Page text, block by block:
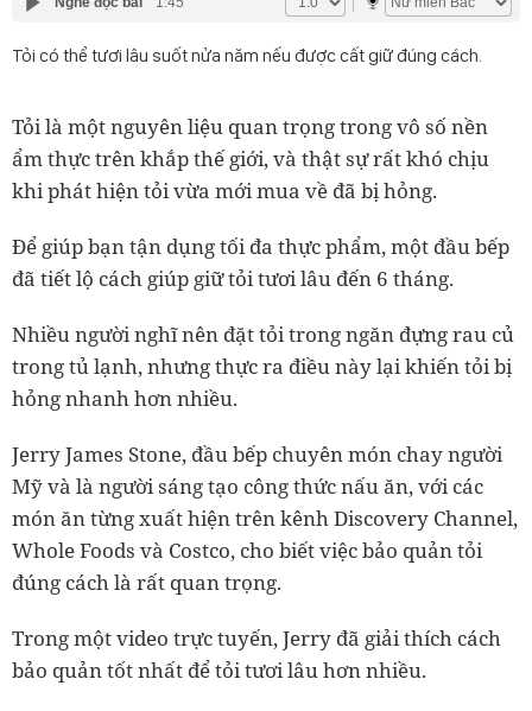
Tỏi có thể tươi lâu suốt nửa năm nếu được cất giữ đúng cách.
Tỏi là một nguyên liệu quan trọng trong vô số nền
ẩm thực trên khắp thế giới, và thật sự rất khó chịu
khi phát hiện tỏi vừa mới mua về đã bị hỏng.
Để giúp bạn tận dụng tối đa thực phẩm, một đầu bếp
đã tiết lộ cách giúp giữ tỏi tươi lâu đến 6 tháng.
Nhiều người nghĩ nên đặt tỏi trong ngăn đựng rau củ
trong tủ lạnh, nhưng thực ra điều này lại khiến tỏi bị
hỏng nhanh hơn nhiều.
Jerry James Stone, đầu bếp chuyên món chay người
Mỹ và là người sáng tạo công thức nấu ăn, với các
món ăn từng xuất hiện trên kênh Discovery Channel,
Whole Foods và Costco, cho biết việc bảo quản tỏi
đúng cách là rất quan trọng.
Trong một video trực tuyến, Jerry đã giải thích cách
bảo quản tốt nhất để tỏi tươi lâu hơn nhiều.